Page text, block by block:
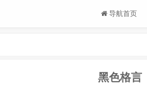
导航首页
黑色格言